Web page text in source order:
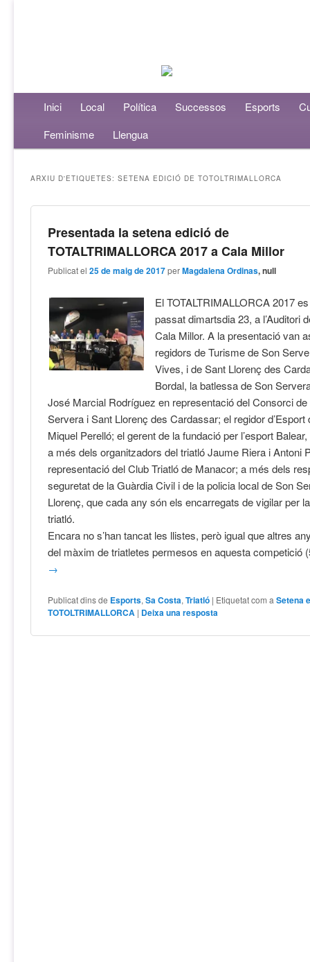
Menú principalAneu al contingut principal
Aneu al contingut secundari
Inici Local Política Successos Esports
Feminisme
Llengua
ARXIU D'ETIQUETES:SETENA EDICIÓ DE TOTOLTRIMALLORCA
Presentada la setena edició de
TOTALTRIMALLORCA 2017 a Cala Millor
Publicat el25 de maig de 2017 perMagdalena Ordinas, null
El TOTALTRIMALLORCA 2017
passat dimartsdia 23, a l’Auditori
Cala Millor. A la presentació van
regidors de Turisme de Son
Vives, i de Sant Llorenç des
Bordal, la batlessa de Son
José Marcial Rodríguez en representació del Consorci
Servera i Sant Llorenç des Cardassar; el regidor d’Esport
Miquel Perelló; el gerent de la fundació per l’esport
a més dels organitzadors del triatló Jaume Riera i Antoni
representació del Club Triatló de Manacor; a més dels
seguretat de la Guàrdia Civil i de la policia local de Son
Llorenç, que cada any són els encarregats de vigilar per
triatló.
Encara no s’han tancat les llistes, però igual que altres
del màxim de triatletes permesos en aquesta competició
→
Publicat dins de Esports,Sa Costa,Triatló | Etiquetat com a Setena
TOTOLTRIMALLORCA | Deixa una resposta